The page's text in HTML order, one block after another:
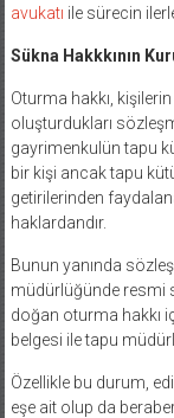
avukatı ile sürecin
Sükna Hakkkının
Oturma hakkı,
oluşturdukları
gayrimenkulün tapu
bir kişi ancak tapu
getirilerinden
haklardandır.
Bunun yanında
müdürlüğünde resmi
doğan oturma hakkı
belgesi ile tapu
Özellikle bu durum,
eşe ait olup da